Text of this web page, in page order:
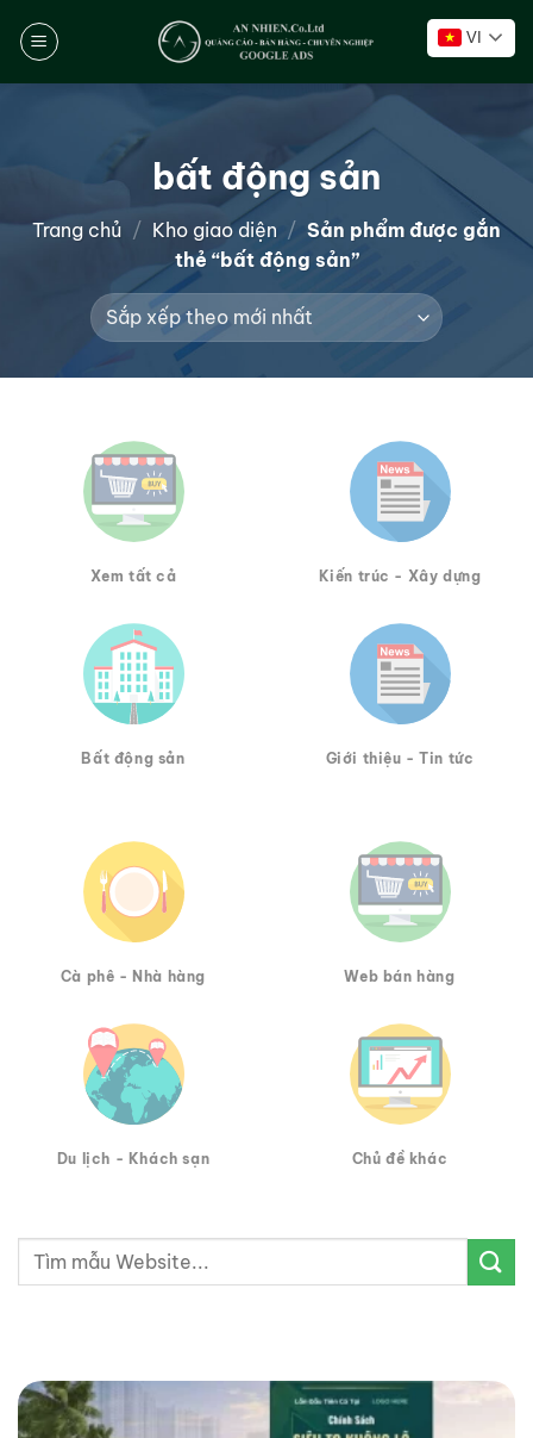
đến
VI
bất động sản
Trang chủ / Kho giao diện / Sản phẩm được gắn
thẻ “bất động sản”
Xem tất cả Kiến trúc - Xây dựng
Bất động sản Giới thiệu - Tin tức
Cà phê - Nhà hàng Web bán hàng
Du lịch - Khách sạn Chủ đề khác
Tìm